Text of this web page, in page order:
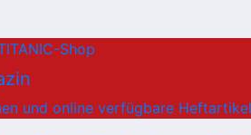
Shop
und online verfügbare